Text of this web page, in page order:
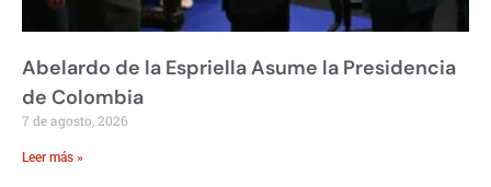
Abelardo de la Espriella Asume la Presidencia
de Colombia
7 de agosto, 2026
Leer más »